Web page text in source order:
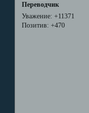
Переводчик
Уважение: +11371
Позитив: +470